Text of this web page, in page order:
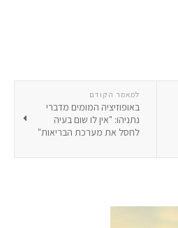
למאמר הקודם
באופוזיציה המומים מדברי
נתניהו: "אין לו שום בעיה
לחסל את מערכת הבריאות"